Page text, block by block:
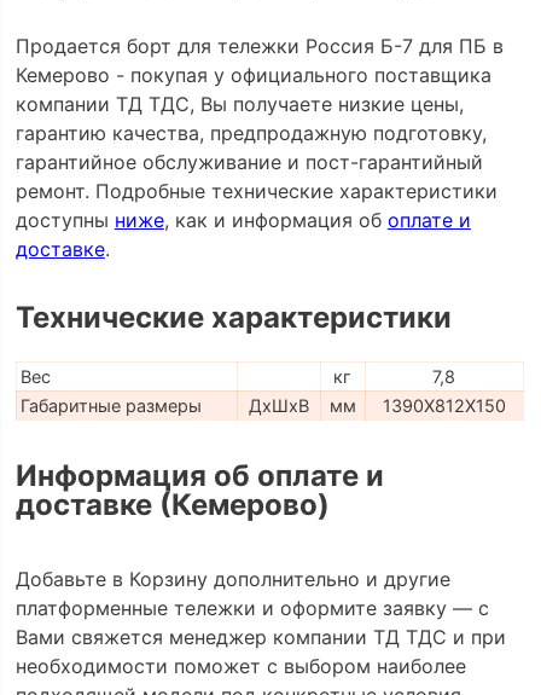
Продается борт для тележки Россия Б-7 для ПБ в
Кемерово - покупая у официального поставщика
компании ТД ТДС, Вы получаете низкие цены,
гарантию качества, предпродажную подготовку,
гарантийное обслуживание и пост-гарантийный
ремонт. Подробные технические характеристики
доступны ниже, как и информация об оплате и
доставке.
Технические характеристики
Вес кг
7,8
Габаритные размеры
ДхШхВ мм 1390Х812Х150
Информация об оплате и
доставке (Кемерово)
Добавьте в Корзину дополнительно и другие
платформенные тележки и оформите заявку — с
Вами свяжется менеджер компании ТД ТДС и при
необходимости поможет с выбором наиболее